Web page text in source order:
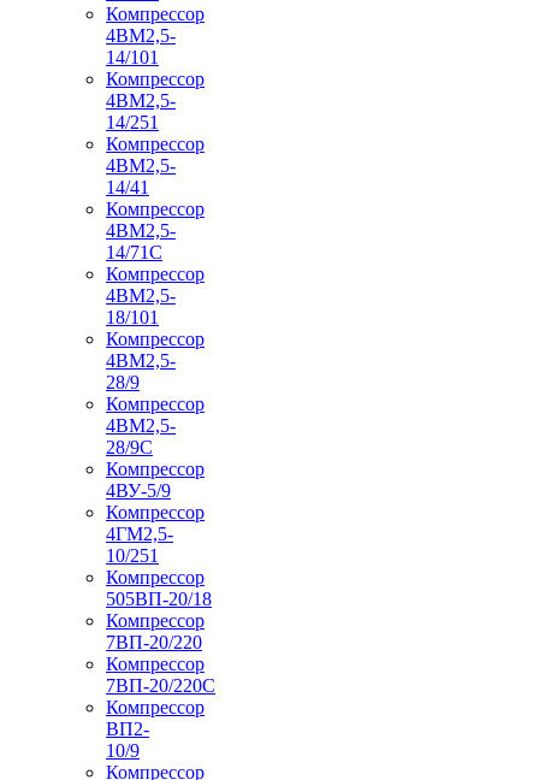
Компрессор
4ВМ2,5-
14/101
Компрессор
4ВМ2,5-
14/251
Компрессор
4ВМ2,5-
14/41
Компрессор
4ВМ2,5-
14/71C
Компрессор
4ВМ2,5-
18/101
Компрессор
4ВМ2,5-
28/9
Компрессор
4ВМ2,5-
28/9С
Компрессор
4ВУ-5/9
Компрессор
4ГМ2,5-
10/251
Компрессор
505ВП-20/18
Компрессор
7ВП-20/220
Компрессор
7ВП-20/220С
Компрессор
ВП2-
10/9
Компрессор